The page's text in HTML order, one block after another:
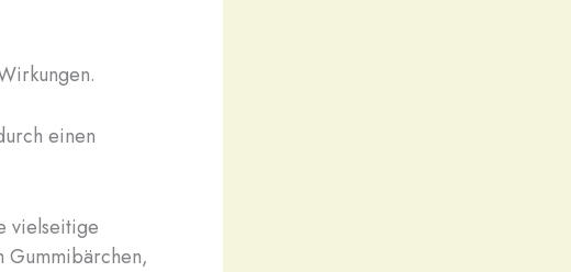
einen
vielseitige
Gummibärchen,